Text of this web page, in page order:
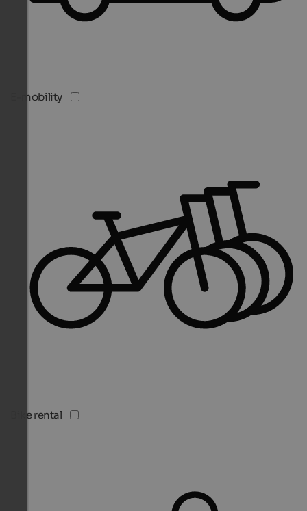
E-mobility
Bike rental